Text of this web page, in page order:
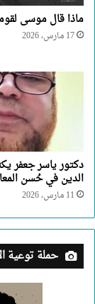
ماذا قال موسى
17 مارس، 2026
دكتور ياسر جعفر
الدين في حُسن
11 مارس، 2026
حملة توعية